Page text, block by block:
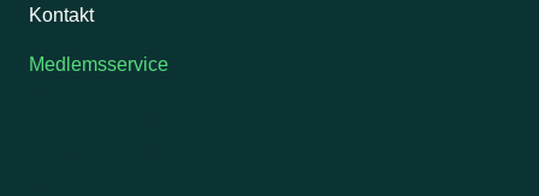
Kontakt
Medlemsservice